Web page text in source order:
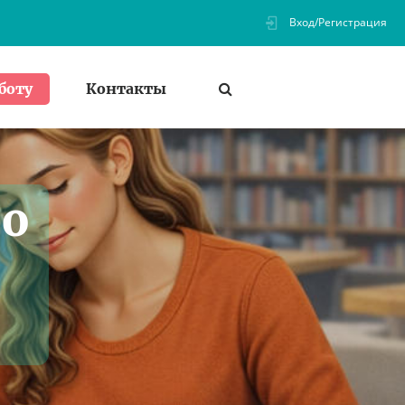
Вход/Регистрация
Контакты